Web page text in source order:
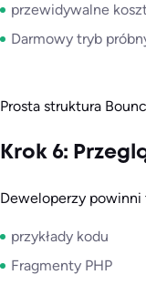
przewidywalne
Darmowy tryb
Prosta struktura
Krok 6:
Deweloperzy powinni
przykłady kodu
Fragmenty PHP